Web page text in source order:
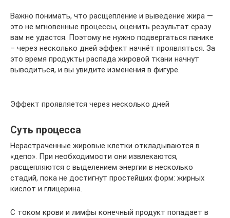
Важно понимать, что расщепление и выведение жира —
это не мгновенные процессы, оценить результат сразу
вам не удастся. Поэтому не нужно подвергаться панике
– через несколько дней эффект начнёт проявляться. За
это время продукты распада жировой ткани начнут
выводиться, и вы увидите изменения в фигуре.
Эффект проявляется через несколько дней
Суть процесса
Нерастраченные жировые клетки откладываются в
«депо». При необходимости они извлекаются,
расщепляются с выделением энергии в несколько
стадий, пока не достигнут простейших форм: жирных
кислот и глицерина.
С током крови и лимфы конечный продукт попадает в